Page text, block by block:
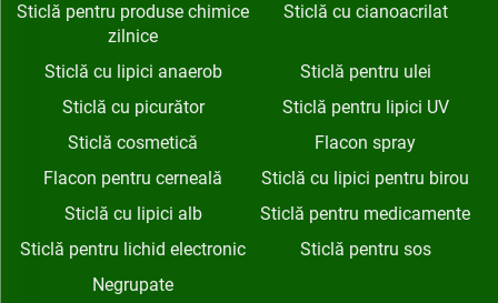
Sticlă pentru produse chimice
zilnice
Sticlă cu cianoacrilat
Sticlă cu lipici anaerob
Sticlă pentru ulei
Sticlă cu picurător
Sticlă pentru lipici UV
Sticlă cosmetică
Flacon spray
Flacon pentru cerneală
Sticlă cu lipici pentru birou
Sticlă cu lipici alb
Sticlă pentru medicamente
Sticlă pentru lichid electronic
Sticlă pentru sos
Negrupate